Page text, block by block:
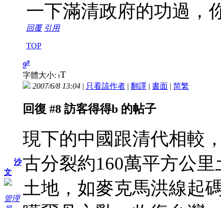
一下滿清政府的功過，
回覆 引用
TOP
沙
文
管理
9#
字體大小: tT
2007/6/8 13:04 | 只看該作者 | 翻譯 | 書面 | 简繁
回復 #8 訪客得得b 的帖子
現下的中國跟清代相較
古分裂約160萬平方公
土地，如麥克馬洪線起